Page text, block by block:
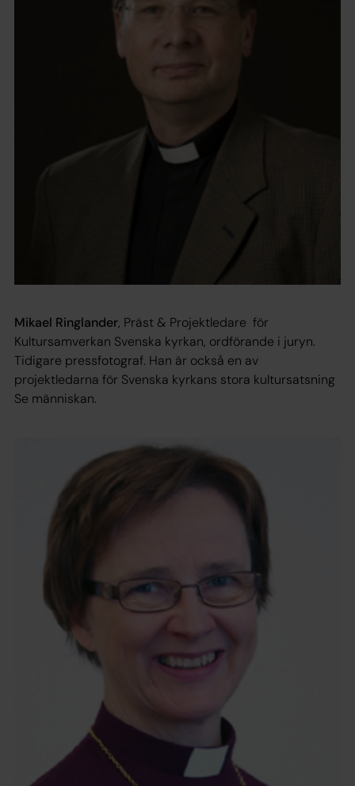
Mikael Ringlander, Präst & Projektledare för
Kultursamverkan Svenska kyrkan, ordförande i juryn.
Tidigare pressfotograf. Han är också en av
projektledarna för Svenska kyrkans stora kultursatsning
Se människan.